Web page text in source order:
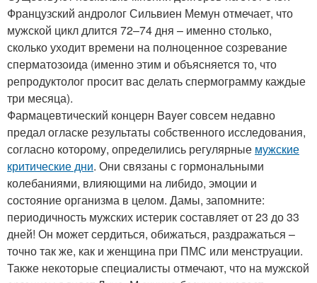
Французский андролог Сильвиен Мемун отмечает, что
мужской цикл длится 72–74 дня – именно столько,
сколько уходит времени на полноценное созревание
сперматозоида (именно этим и объясняется то, что
репродуктолог просит вас делать спермограмму каждые
три месяца).
Фармацевтический концерн Bayer совсем недавно
предал огласке результаты собственного исследования,
согласно которому, определились регулярные мужские
критические дни. Они связаны с гормональными
колебаниями, влияющими на либидо, эмоции и
состояние организма в целом. Дамы, запомните:
периодичность мужских истерик составляет от 23 до 33
дней! Он может сердиться, обижаться, раздражаться –
точно так же, как и женщина при ПМС или менструации.
Также некоторые специалисты отмечают, что на мужской